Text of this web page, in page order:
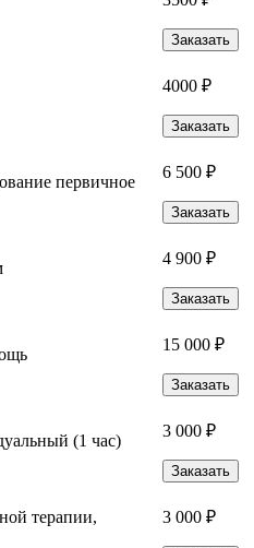
Заказать
4000 ₽
Заказать
первичное
6 500 ₽
Заказать
4 900 ₽
Заказать
15 000 ₽
Заказать
(1 час)
3 000 ₽
Заказать
терапии,
3 000 ₽